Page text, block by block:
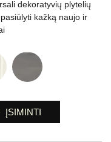
dekoratyvių plytelių
kažką naujo ir
ĮSIMINTI